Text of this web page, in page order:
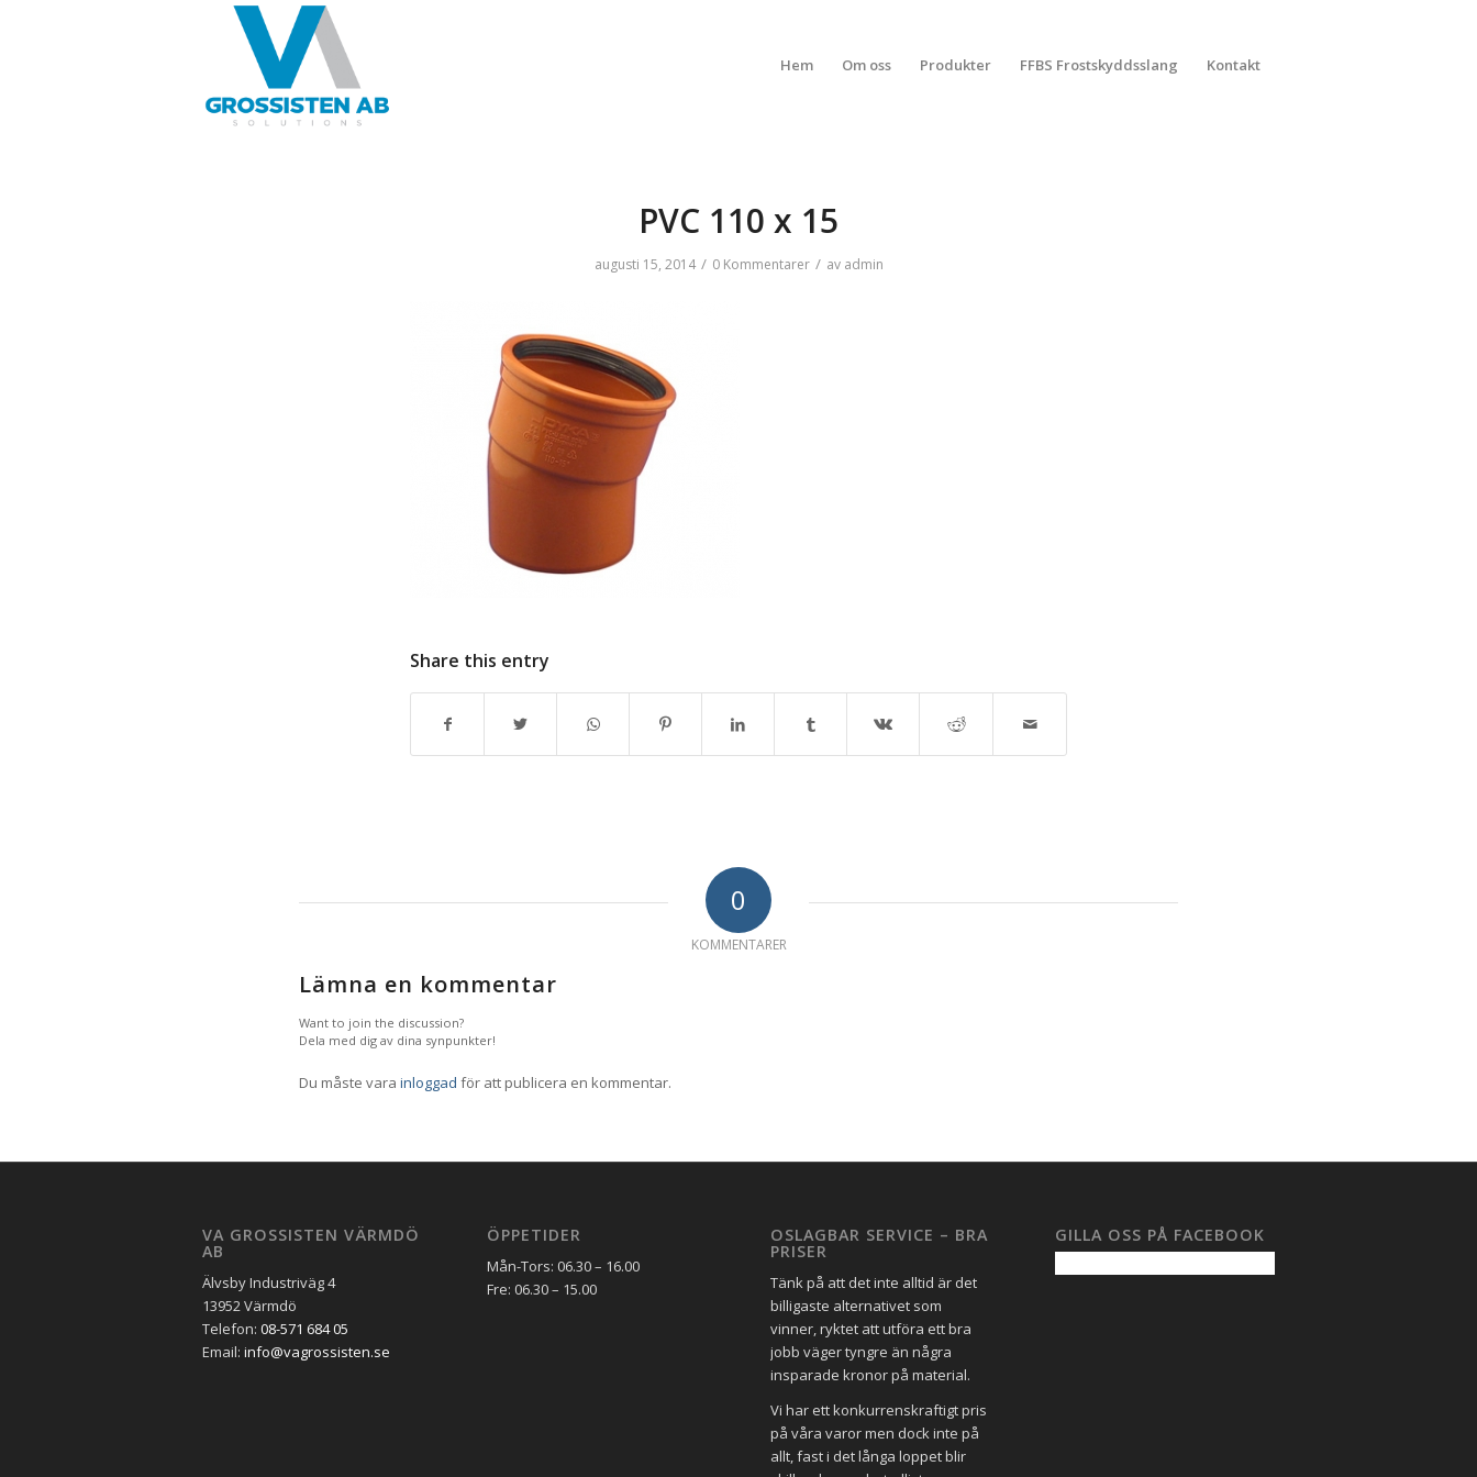
Hem Om oss Produkter FFBS Frostskyddsslang Kontakt
PVC 110 x 15
augusti 15, 2014 / 0 Kommentarer / av admin
Share this entry
0
KOMMENTARER
Lämna en kommentar
Want to join the discussion?
Dela med dig av dina synpunkter!
Du måste vara inloggad för att publicera en kommentar.
VA GROSSISTEN VÄRMDÖ
AB
Älvsby Industriväg 4
13952 Värmdö
Telefon:08-571 684 05
Email:info@vagrossisten.se
ÖPPETIDER
Mån-Tors: 06.30 – 16.00
Fre: 06.30 – 15.00
OSLAGBAR SERVICE – BRA
PRISER
Tänk på att det inte alltid är det
billigaste alternativet som
vinner, ryktet att utföra ett bra
jobb väger tyngre än några
insparade kronor på material.
Vi har ett konkurrenskraftigt pris
på våra varor men dock inte på
allt, fast i det långa loppet blir
GILLA OSS PÅ FACEBOOK